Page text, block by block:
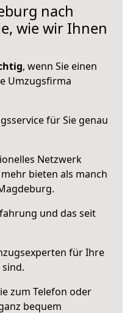
nach
wie wir Ihnen
, wenn Sie einen
Umzugsfirma
für Sie genau
Netzwerk
bieten als manch
und das seit
für Ihre
zum Telefon oder
bequem